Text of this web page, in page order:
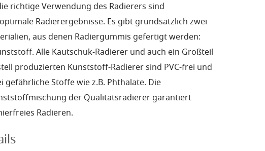
richtige Verwendung des Radierers sind
Radierergebnisse. Es gibt grundsätzlich zwei
aus denen Radiergummis gefertigt werden:
Alle Kautschuk-Radierer und auch ein Großteil
produzierten Kunststoff-Radierer sind PVC-frei und
gefährliche Stoffe wie z.B. Phthalate. Die
der Qualitätsradierer garantiert
Radieren.